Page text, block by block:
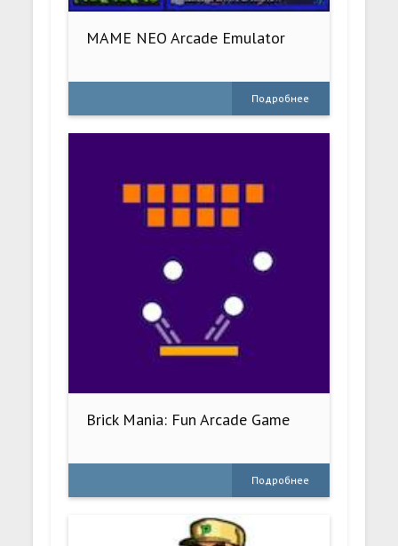
MAME NEO Arcade Emulator
Подробнее
Brick Mania: Fun Arcade Game
Подробнее